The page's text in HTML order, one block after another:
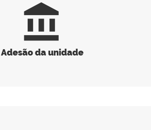
account_balance
Adesão da unidade